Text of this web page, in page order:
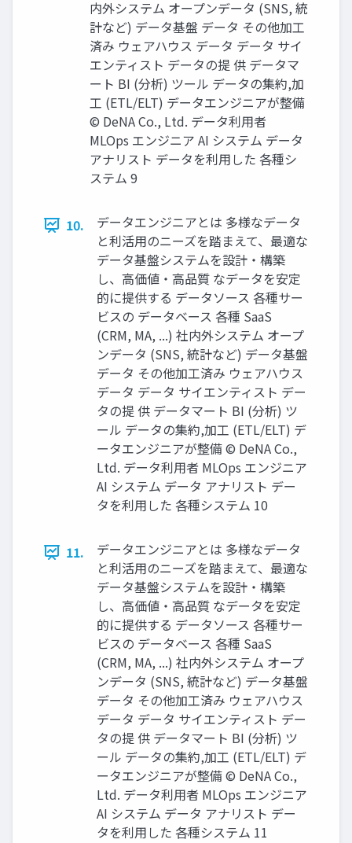
内外システム オープンデータ (SNS, 統
計など) データ基盤 データ その他加⼯
済み ウェアハウス データ データ サイ
エンティスト データの提 供 データマ
ート BI (分析) ツール データの集約,加
⼯ (ETL/ELT) データエンジニアが整備
© DeNA Co., Ltd. データ利⽤者
MLOps エンジニア AI システム データ
アナリスト データを利⽤した 各種シ
ステム 9
10.
データエンジニアとは 多様なデータ
と利活⽤のニーズを踏まえて、最適な
データ基盤システムを設計‧構築
し、⾼価値‧⾼品質 なデータを安定
的に提供する データソース 各種サー
ビスの データベース 各種 SaaS
(CRM, MA, ...) 社内外システム オープ
ンデータ (SNS, 統計など) データ基盤
データ その他加⼯済み ウェアハウス
データ データ サイエンティスト デー
タの提 供 データマート BI (分析) ツ
ール データの集約,加⼯ (ETL/ELT) デ
ータエンジニアが整備 © DeNA Co.,
Ltd. データ利⽤者 MLOps エンジニア
AI システム データ アナリスト デー
タを利⽤した 各種システム 10
11.
データエンジニアとは 多様なデータ
と利活⽤のニーズを踏まえて、最適な
データ基盤システムを設計‧構築
し、⾼価値‧⾼品質 なデータを安定
的に提供する データソース 各種サー
ビスの データベース 各種 SaaS
(CRM, MA, ...) 社内外システム オープ
ンデータ (SNS, 統計など) データ基盤
データ その他加⼯済み ウェアハウス
データ データ サイエンティスト デー
タの提 供 データマート BI (分析) ツ
ール データの集約,加⼯ (ETL/ELT) デ
ータエンジニアが整備 © DeNA Co.,
Ltd. データ利⽤者 MLOps エンジニア
AI システム データ アナリスト デー
タを利⽤した 各種システム 11